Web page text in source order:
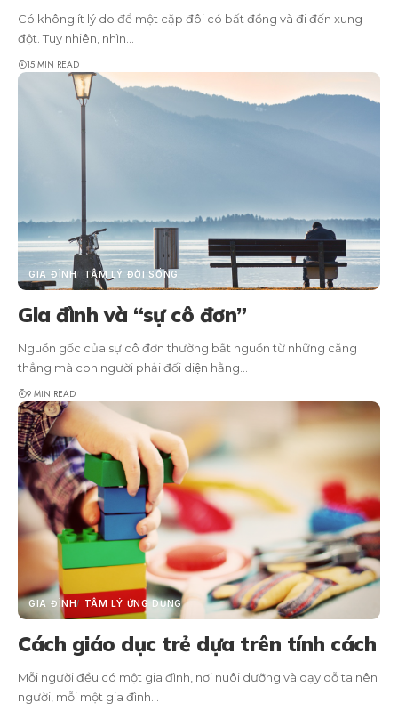
Có không ít lý do để một cặp đôi có bất đồng và đi đến xung
đột. Tuy nhiên, nhìn…
15 MIN READ
GIA ĐÌNH TÂM LÝ ĐỜI SỐNG
Gia đình và “sự cô đơn”
Nguồn gốc của sự cô đơn thường bắt nguồn từ những căng
thẳng mà con người phải đối diện hằng…
9 MIN READ
GIA ĐÌNH TÂM LÝ ỨNG DỤNG
Cách giáo dục trẻ dựa trên tính cách
Mỗi người đều có một gia đình, nơi nuôi dưỡng và dạy dỗ ta nên
người, mỗi một gia đình…